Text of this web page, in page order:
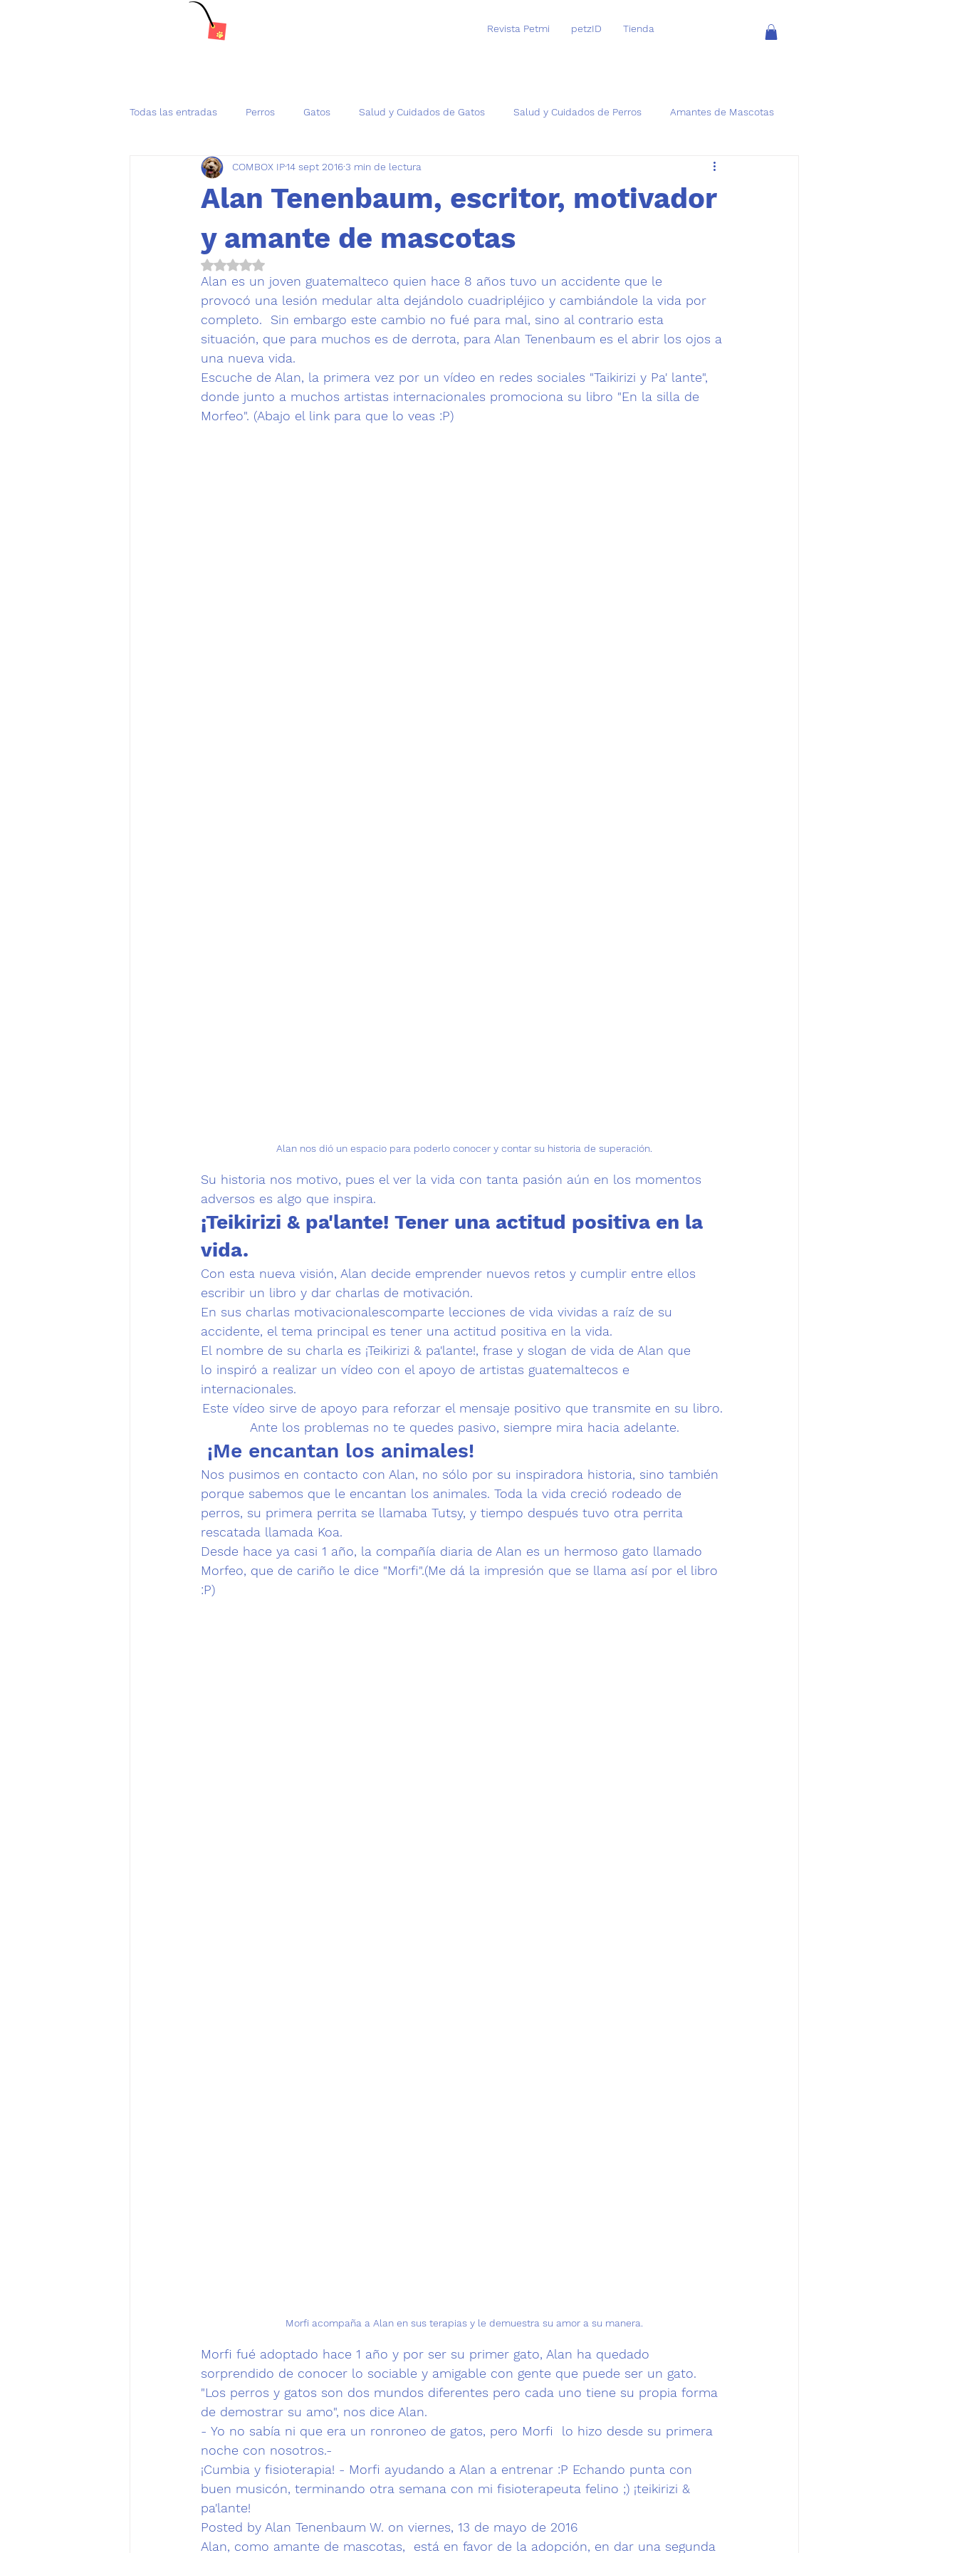
Revista Petmi petzID Tienda
Todas las entradas Perros Gatos Salud y Cuidados de Gatos Salud y Cuidados de Perros Amantes de Mascotas
Tenencia Responsable de mascotas
Alan Tenenbaum, escritor, motivador
y amante de mascotas
COMBOX IP14 sept 2016 3 min de lectura
Obtuvo NaN de 5 estrellas.
Alan es un joven guatemalteco quien hace 8 años tuvo un accidente que le
provocó una lesión medular alta dejándolo cuadripléjico y cambiándole la vida por
completo.  Sin embargo este cambio no fué para mal, sino al contrario esta
situación, que para muchos es de derrota, para Alan Tenenbaum es el abrir los ojos a
una nueva vida.
Escuche de Alan, la primera vez por un vídeo en redes sociales "Taikirizi y Pa' lante",
donde junto a muchos artistas internacionales promociona su libro "En la silla de
Morfeo". (Abajo el link para que lo veas :P)
Alan nos dió un espacio para poderlo conocer y contar su historia de superación.
Su historia nos motivo, pues el ver la vida con tanta pasión aún en los momentos
adversos es algo que inspira.
¡Teikirizi & pa'lante! Tener una actitud positiva en la
vida.
Con esta nueva visión, Alan decide emprender nuevos retos y cumplir entre ellos
escribir un libro y dar charlas de motivación.
En sus charlas motivacionalescomparte lecciones de vida vividas a raíz de su
accidente, el tema principal es tener una actitud positiva en la vida.
El nombre de su charla es ¡Teikirizi & pa'lante!, frase y slogan de vida de Alan que
lo inspiró a realizar un vídeo con el apoyo de artistas guatemaltecos e
internacionales.
Este vídeo sirve de apoyo para reforzar el mensaje positivo que transmite en su libro.
Ante los problemas no te quedes pasivo, siempre mira hacia adelante.
¡Me encantan los animales!
Nos pusimos en contacto con Alan, no sólo por su inspiradora historia, sino también
porque sabemos que le encantan los animales. Toda la vida creció rodeado de
perros, su primera perrita se llamaba Tutsy, y tiempo después tuvo otra perrita
rescatada llamada Koa.
Desde hace ya casi 1 año, la compañía diaria de Alan es un hermoso gato llamado
Morfeo, que de cariño le dice "Morfi".(Me dá la impresión que se llama así por el libro
:P)
Morfi acompaña a Alan en sus terapias y le demuestra su amor a su manera.
Morfi fué adoptado hace 1 año y por ser su primer gato, Alan ha quedado
sorprendido de conocer lo sociable y amigable con gente que puede ser un gato.
"Los perros y gatos son dos mundos diferentes pero cada uno tiene su propia forma
de demostrar su amo", nos dice Alan.
- Yo no sabía ni que era un ronroneo de gatos, pero Morfi  lo hizo desde su primera
noche con nosotros.-
¡Cumbia y fisioterapia! - Morfi ayudando a Alan a entrenar :P Echando punta con
buen musicón, terminando otra semana con mi fisioterapeuta felino ;) ¡teikirizi &
pa'lante!
Posted by Alan Tenenbaum W. on viernes, 13 de mayo de 2016
Alan, como amante de mascotas,  está en favor de la adopción, en dar una segunda